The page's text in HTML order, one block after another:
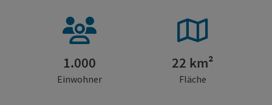
1.000
Einwohner
22 km²
Fläche